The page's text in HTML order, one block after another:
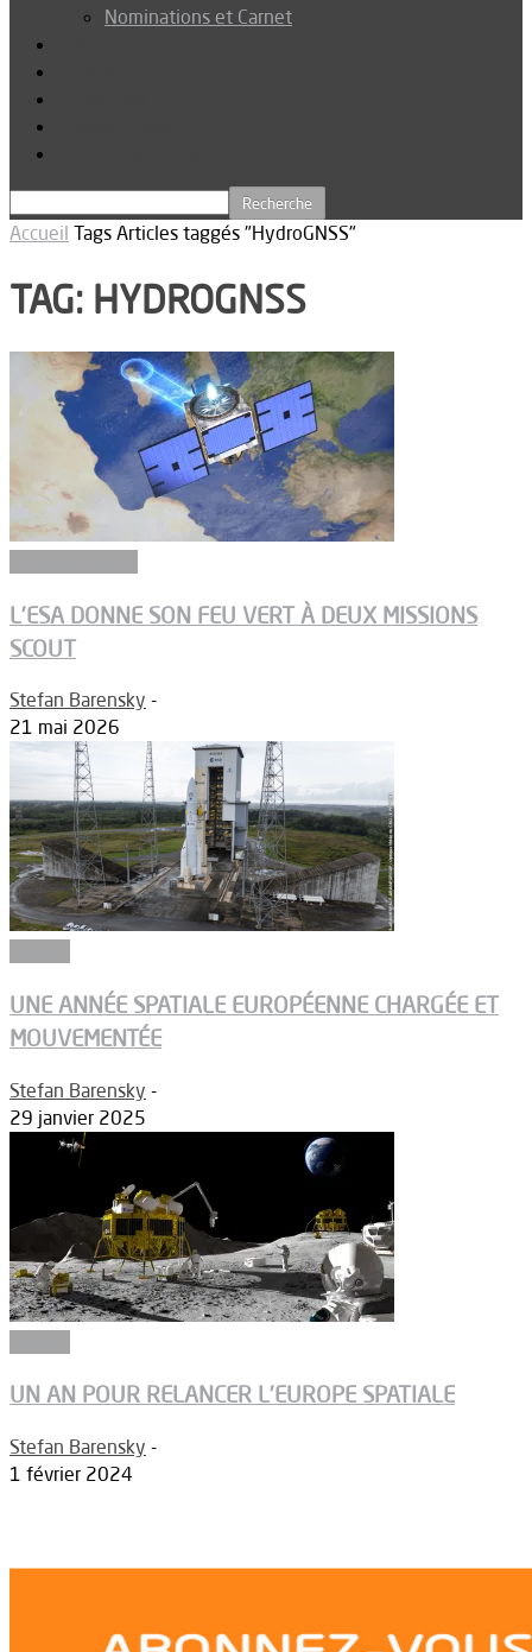
Nominations et Carnet
Accueil Tags Articles taggés "HydroGNSS"
TAG: HYDROGNSS
L’ESA DONNE SON FEU VERT À DEUX MISSIONS
SCOUT
Stefan Barensky -
21 mai 2026
UNE ANNÉE SPATIALE EUROPÉENNE CHARGÉE ET
MOUVEMENTÉE
Stefan Barensky -
29 janvier 2025
UN AN POUR RELANCER L’EUROPE SPATIALE
Stefan Barensky -
1 février 2024